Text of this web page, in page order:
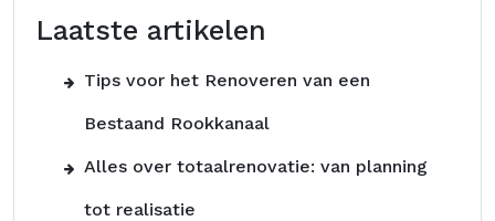
Laatste artikelen
Tips voor het Renoveren van een
Bestaand Rookkanaal
Alles over totaalrenovatie: van planning
tot realisatie